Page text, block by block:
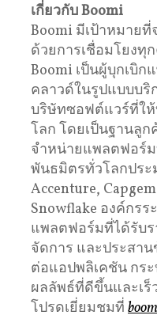
เกี่ยวกับBoomi
Boomi มีเป้าหมาย
ด้วยการเชื่อมโยงทุ
Boomi เป็นผู้บุกเบิ
คลาวด์ในรูปแบบบริ
บริษัทซอฟต์แวร์ที่ให้
โลก โดยเป็นฐานลู
จำหน่ายแพลตฟอร์
พันธมิตรทั่วโลกปร
Accenture,
Snowflake องค์กร
แพลตฟอร์มที่ได้รับร
จัดการ และประสา
ต่อแอปพลิเคชัน กร
ผลลัพธ์ที่ดีขึ้นและเร็
โปรดเยี่ยมชมที่